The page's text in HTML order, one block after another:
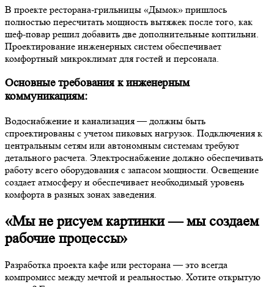
В проекте ресторана-грильницы «Дымок» пришлось
полностью пересчитать мощность вытяжек после того, как
шеф-повар решил добавить две дополнительные коптильни.
Проектирование инженерных систем обеспечивает
комфортный микроклимат для гостей и персонала.
Основные требования к инженерным
коммуникациям:
Водоснабжение и канализация — должны быть
спроектированы с учетом пиковых нагрузок. Подключения к
центральным сетям или автономным системам требуют
детального расчета. Электроснабжение должно обеспечивать
работу всего оборудования с запасом мощности. Освещение
создает атмосферу и обеспечивает необходимый уровень
комфорта в разных зонах заведения.
«Мы не рисуем картинки — мы создаем
рабочие процессы»
Разработка проекта кафе или ресторана — это всегда
компромисс между мечтой и реальностью. Хотите открытую